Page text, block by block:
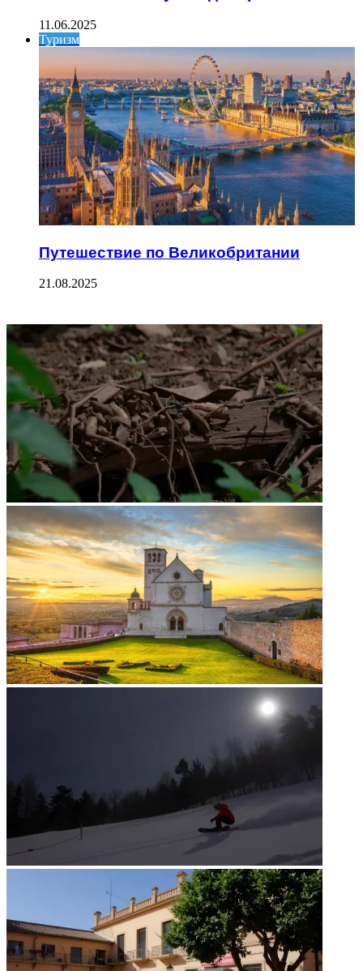
11.06.2025
Туризм
Путешествие по Великобритании
21.08.2025